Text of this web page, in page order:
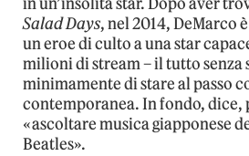
Salad Days, nel 2014, DeMarco
un eroe di culto a una star
milioni di stream – il tutto senza
minimamente di stare al passo
contemporanea. In fondo, dice,
«ascoltare musica giapponese
Beatles».